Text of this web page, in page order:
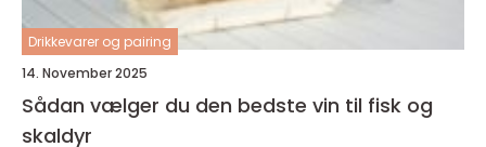
Drikkevarer og pairing
14. November 2025
Sådan vælger du den bedste vin til fisk og
skaldyr